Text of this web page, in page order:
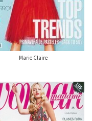
Marie Claire